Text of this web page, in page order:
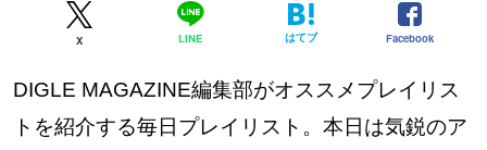
X LINE はてブ Facebook
DIGLE MAGAZINE編集部がオススメプレイリス
トを紹介する毎日プレイリスト。本日は気鋭のア